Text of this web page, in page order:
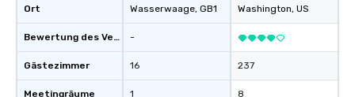
Ort
Bewertung des Veranstaltungsortes
Gästezimmer
Meetingräume
Wasserwaage, GB1
-
16
1
Washington, US
237
8